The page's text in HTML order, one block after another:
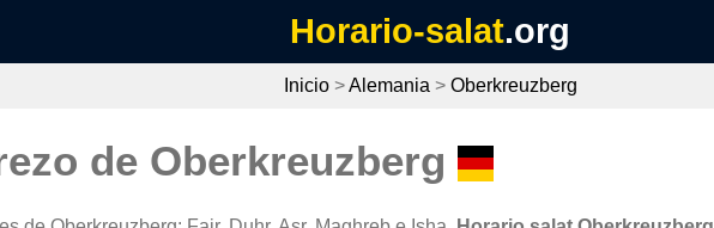
Horario-salat.org
Inicio>Alemania > Oberkreuzberg
de Oberkreuzberg